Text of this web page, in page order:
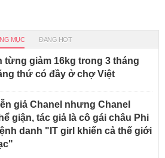
MỤC ĐANG HOT
từng giảm 16kg trong 3 tháng
thứ có đầy ở chợ Việt
giả Chanel nhưng Chanel
giận, tác giả là cô gái châu Phi
danh "IT girl khiến cả thế giới